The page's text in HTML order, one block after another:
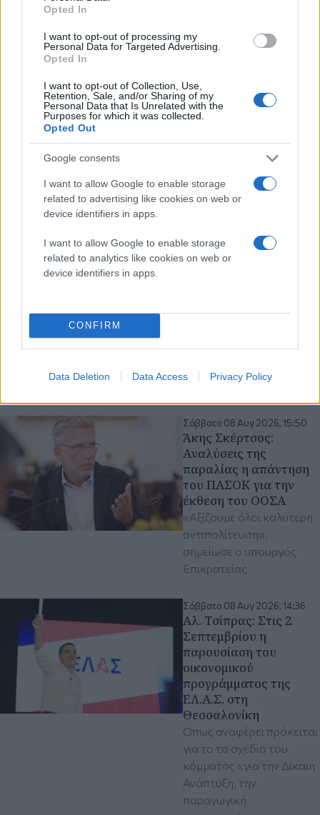
Opted In
I want to opt-out of processing my
Personal Data for Targeted Advertising.
Opted In
I want to opt-out of Collection, Use,
Retention, Sale, and/or Sharing of my
Personal Data that Is Unrelated with the
Purposes for which it was collected.
Opted Out
Google consents
I want to allow Google to enable storage
related to advertising like cookies on web or
device identifiers in apps.
I want to allow Google to enable storage
related to analytics like cookies on web or
device identifiers in apps.
CONFIRM
Data Deletion Data Access Privacy Policy
Διαβάστε περισσότερα
αποσυρθούν άμεσα
από τη Σαουδική
«Όταν μία χώρα
υπογράφει στρατιωτική
για να σώσεις την
αποσύρεις άμεσα τους
Patriot από το έδαφος
της»
Σάββατο 08 Αυγ 2026, 15:50
Άκης Σκέρτσος:
Aναλύσεις της
παραλίας η απάντηση
του ΠΑΣΟΚ για την
έκθεση του ΟΟΣΑ
«Αξίζουμε όλοι καλύτερη
αντιπολίτευση»,
σημείωσε ο υπουργός
Επικρατείας
Σάββατο 08 Αυγ 2026, 14:36
Αλ. Τσίπρας: Στις 2
Σεπτεμβρίου η
παρουσίαση του
οικονομικού
προγράμματος της
ΕΛ.Α.Σ. στη
Θεσσαλονίκη
Όπως αναφέρει πρόκειται
για το το σχέδιο του
κόμματος «για την Δίκαιη
Ανάπτυξη, την
παραγωγική